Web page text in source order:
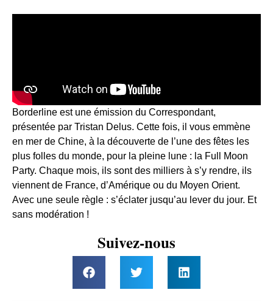
Borderline est une émission du Correspondant,
présentée par Tristan Delus. Cette fois, il vous emmène
en mer de Chine, à la découverte de l’une des fêtes les
plus folles du monde, pour la pleine lune : la Full Moon
Party. Chaque mois, ils sont des milliers à s’y rendre, ils
viennent de France, d’Amérique ou du Moyen Orient.
Avec une seule règle : s’éclater jusqu’au lever du jour. Et
sans modération !
Suivez-nous